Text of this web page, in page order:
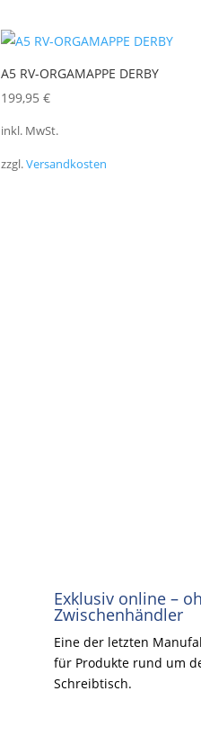
A5 RV-ORGAMAPPE DERBY
199,95€
inkl. MwSt.
zzgl.Versandkosten
Exklusiv online –
Zwischenhändler
Eine der letzten
für Produkte rund um
Schreibtisch.